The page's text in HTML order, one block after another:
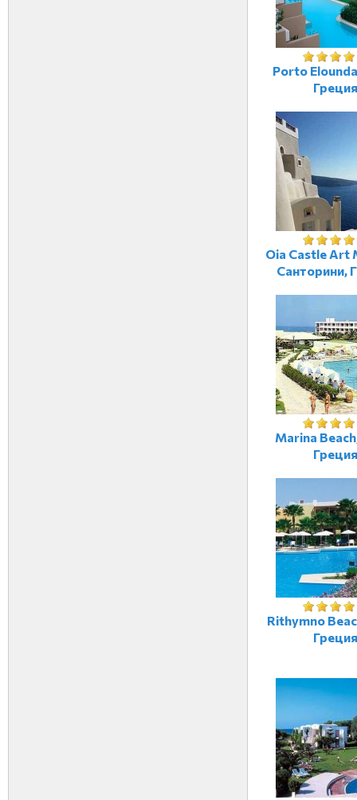
Porto
Греция
Oia Castle Art
Санторини,
Marina
Греция
Rithymno
Греция